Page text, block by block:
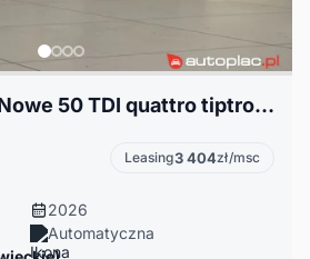
Audi A8 D5 3.0 Nowe 50 TDI quattro tiptronic Spełniamy marzenia najtaniej
Leasing3 404zł/msc
2026
Automatyczna